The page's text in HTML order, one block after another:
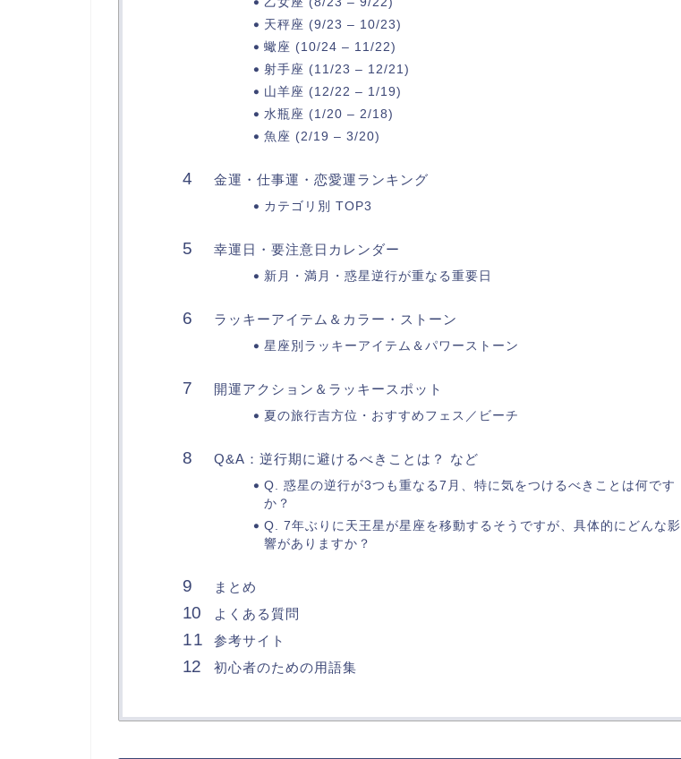
天秤座 (9/23 – 10/23)
蠍座 (10/24 – 11/22)
射手座 (11/23 – 12/21)
山羊座 (12/22 – 1/19)
水瓶座 (1/20 – 2/18)
魚座 (2/19 – 3/20)
金運・仕事運・恋愛運ランキング
カテゴリ別 TOP3
幸運日・要注意日カレンダー
新月・満月・惑星逆行が重なる重要日
ラッキーアイテム＆カラー・ストーン
星座別ラッキーアイテム＆パワーストーン
開運アクション＆ラッキースポット
夏の旅行吉方位・おすすめフェス／ビーチ
Q&A：逆行期に避けるべきことは？ など
Q. 惑星の逆行が3つも重なる7月、特に気をつけるべきことは何です
か？
Q. 7年ぶりに天王星が星座を移動するそうですが、具体的にどんな影
響がありますか？
まとめ
よくある質問
参考サイト
初心者のための用語集